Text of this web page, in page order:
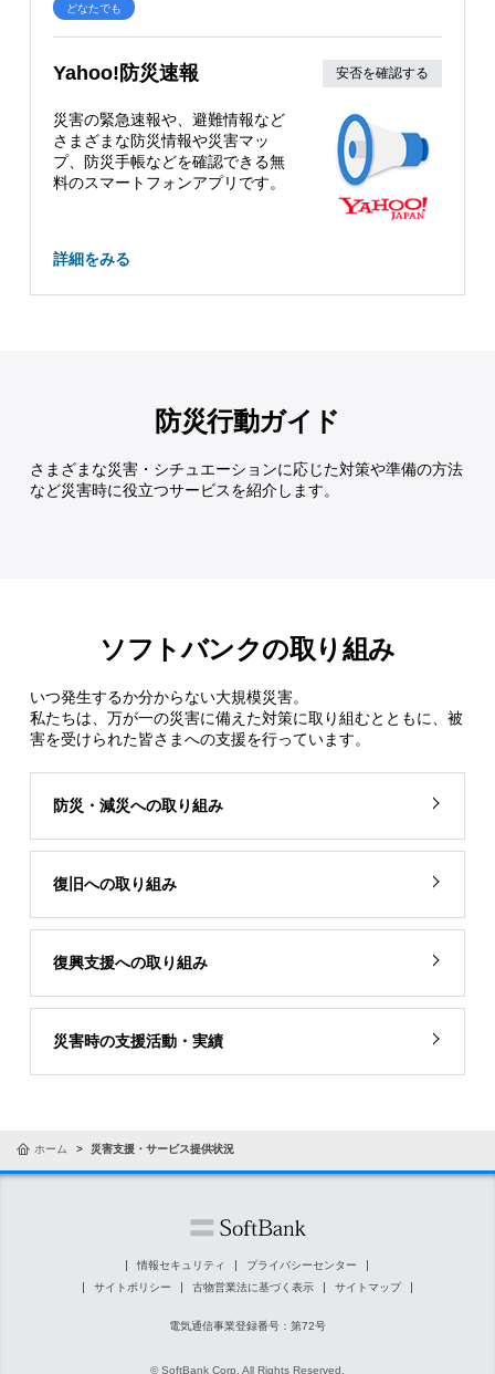
どなたでも
Yahoo!防災速報 安否を確認する
災害の緊急速報や、避難情報など
さまざまな防災情報や災害マッ
プ、防災手帳などを確認できる無
料のスマートフォンアプリです。
詳細をみる
防災行動ガイド
さまざまな災害・シチュエーションに応じた対策や準備の方法
など災害時に役立つサービスを紹介します。
ソフトバンクの取り組み
いつ発生するか分からない大規模災害。
私たちは、万が一の災害に備えた対策に取り組むとともに、被
害を受けられた皆さまへの支援を行っています。
防災・減災への取り組み
復旧への取り組み
復興支援への取り組み
災害時の支援活動・実績
ホーム 災害支援・サービス提供状況
情報セキュリティ
プライバシーセンター
サイトポリシー
古物営業法に基づく表示 サイトマップ
電気通信事業登録番号：第72号
© SoftBank Corp. All Rights Reserved.